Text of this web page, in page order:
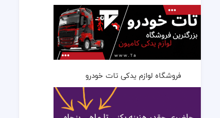
فروشگاه لوازم یدکی تات خودرو